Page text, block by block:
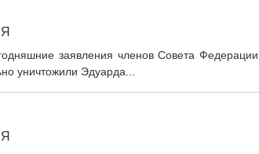
заявления членов Совета Федерации
уничтожили Эдуарда...